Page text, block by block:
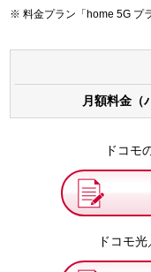
料金プラン「home 5G プ
月額料金（
ドコモ
ドコモ